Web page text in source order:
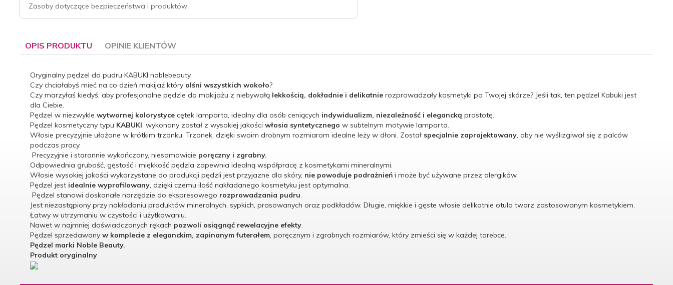
Zasoby dotyczące bezpieczeństwa i produktów
OPIS PRODUKTU OPINIE KLIENTÓW
Oryginalny pędzel do pudru KABUKI noblebeauty.
Czy chciałabyś mieć na co dzień makijaż który olśni wszystkich wokoło?
Czy marzyłaś kiedyś, aby profesjonalne pędzle do makijażu z niebywałą lekkością, dokładnie i delikatnie rozprowadzały kosmetyki po Twojej skórze? Jeśli tak, ten pędzel Kabuki jest
dla Ciebie.
Pędzel w niezwykle wytwornej kolorystyce cętek lamparta, idealny dla osób ceniących indywidualizm, niezależność i elegancką prostotę.
Pędzel kosmetyczny typu KABUKI, wykonany został z wysokiej jakości włosia syntetycznego w subtelnym motywie lamparta.
Włosie precyzyjnie ułożone w krótkim trzonku. Trzonek, dzięki swoim drobnym rozmiarom idealne leży w dłoni. Został specjalnie zaprojektowany, aby nie wyślizgiwał się z palców
podczas pracy.
Precyzyjnie i starannie wykończony, niesamowicie poręczny i zgrabny.
Odpowiednia grubość, gęstość i miękkość pędzla zapewnia idealną współpracę z kosmetykami mineralnymi.
Włosie wysokiej jakości wykorzystane do produkcji pędzli jest przyjazne dla skóry, nie powoduje podrażnień i może być używane przez alergików.
Pędzel jest idealnie wyprofilowany, dzięki czemu ilość nakładanego kosmetyku jest optymalna.
Pędzel stanowi doskonałe narzędzie do ekspresowego rozprowadzania pudru.
Jest niezastąpiony przy nakładaniu produktów mineralnych, sypkich, prasowanych oraz podkładów. Długie, miękkie i gęste włosie delikatnie otula twarz zastosowanym kosmetykiem.
Łatwy w utrzymaniu w czystości i użytkowaniu.
Nawet w najmniej doświadczonych rękach pozwoli osiągnąć rewelacyjne efekty.
Pędzel sprzedawany w komplecie z eleganckim, zapinanym futerałem, poręcznym i zgrabnych rozmiarów, który zmieści się w każdej torebce.
Pędzel marki Noble Beauty.
Produkt oryginalny